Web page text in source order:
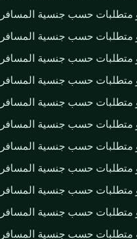
متطلبات حسب جنسية المسافر
متطلبات حسب جنسية المسافر
متطلبات حسب جنسية المسافر
متطلبات حسب جنسية المسافر
متطلبات حسب جنسية المسافر
متطلبات حسب جنسية المسافر
متطلبات حسب جنسية المسافر
متطلبات حسب جنسية المسافر
متطلبات حسب جنسية المسافر
متطلبات حسب جنسية المسافر
متطلبات حسب جنسية المسافر